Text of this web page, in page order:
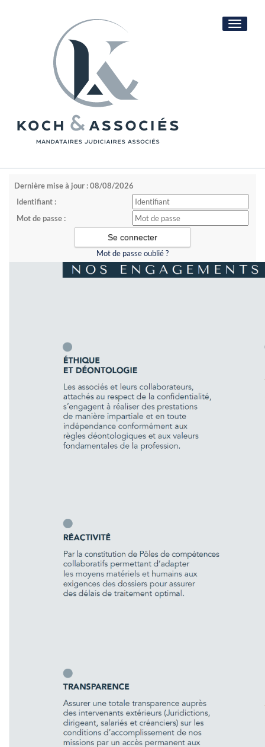
Toggle
Dernière mise à jour : 08/08/2026
Identifiant :
Mot de passe :
Mot de passe oublié ?